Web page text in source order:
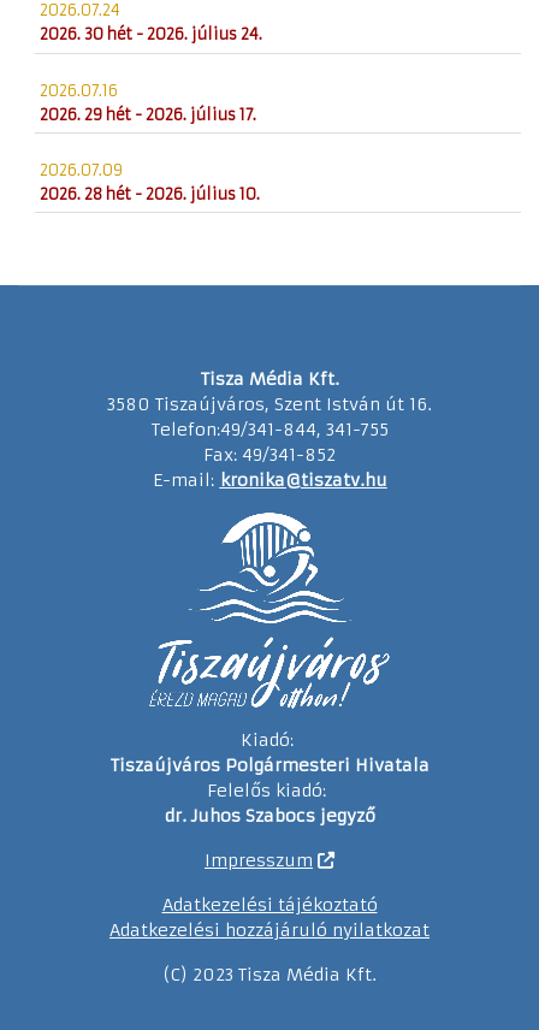
2026.07.24
2026. 30 hét - 2026. július 24.
2026.07.16
2026. 29 hét - 2026. július 17.
2026.07.09
2026. 28 hét - 2026. július 10.
Tisza Média Kft.
3580 Tiszaújváros, Szent István út 16.
Telefon:49/341-844, 341-755
Fax: 49/341-852
E-mail: kronika@tiszatv.hu
Kiadó:
Tiszaújváros Polgármesteri Hivatala
Felelős kiadó:
dr. Juhos Szabocs jegyző
Impresszum
Adatkezelési tájékoztató
Adatkezelési hozzájáruló nyilatkozat
(C) 2023 Tisza Média Kft.